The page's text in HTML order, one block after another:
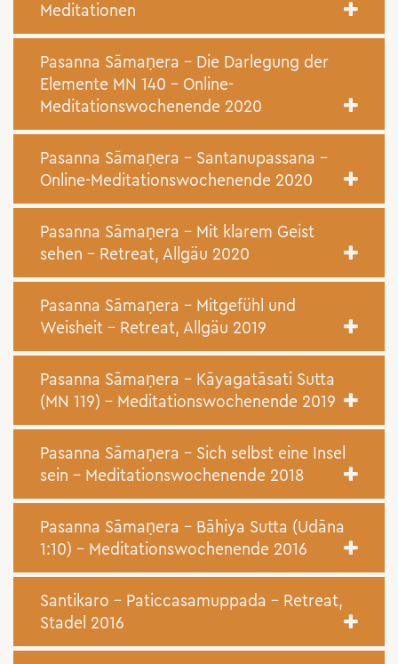
Meditationen
Pasanna Sāmaṇera – Die Darlegung der
Elemente MN 140 – Online-
Meditationswochenende 2020
Pasanna Sāmaṇera – Santanupassana –
Online-Meditationswochenende 2020
Pasanna Sāmaṇera – Mit klarem Geist
sehen – Retreat, Allgäu 2020
Pasanna Sāmaṇera – Mitgefühl und
Weisheit – Retreat, Allgäu 2019
Pasanna Sāmaṇera – Kāyagatāsati Sutta
(MN 119) – Meditationswochenende 2019
Pasanna Sāmaṇera – Sich selbst eine Insel
sein – Meditationswochenende 2018
Pasanna Sāmaṇera – Bāhiya Sutta (Udāna
1:10) – Meditationswochenende 2016
Santikaro – Paticcasamuppada – Retreat,
Stadel 2016